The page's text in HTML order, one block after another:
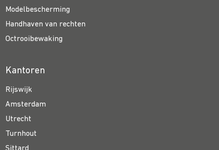
Modelbescherming
Handhaven van rechten
Octrooibewaking
Kantoren
Rijswijk
Amsterdam
Utrecht
Turnhout